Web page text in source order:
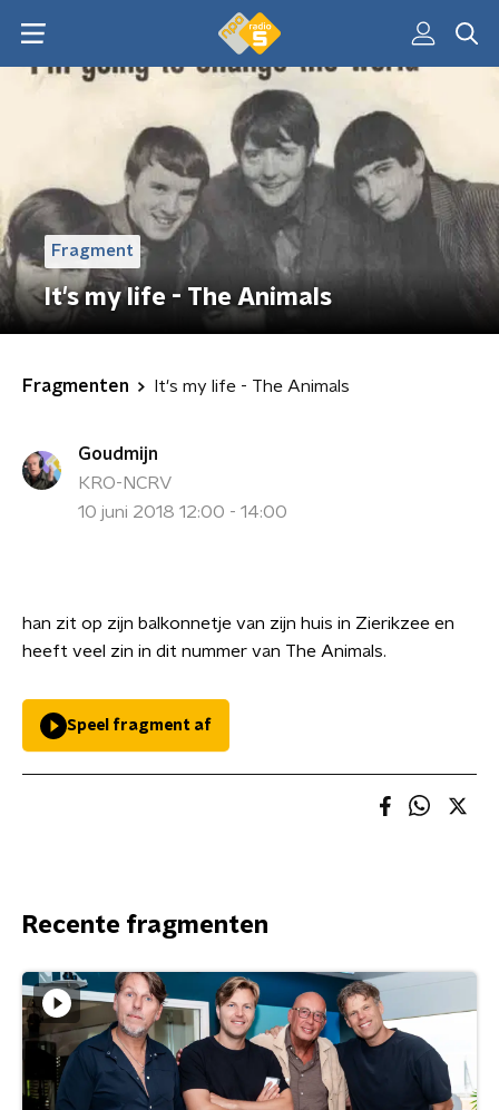
Fragment
It's my life - The Animals
Fragmenten It's my life - The Animals
Goudmijn
KRO-NCRV
10 juni 2018 12:00 - 14:00
han zit op zijn balkonnetje van zijn huis in Zierikzee en
heeft veel zin in dit nummer van The Animals.
Speel fragment af
Recente fragmenten